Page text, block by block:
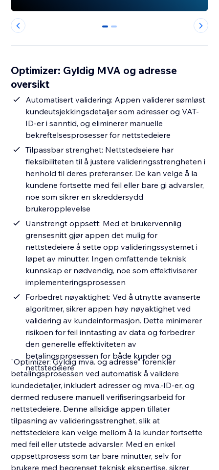
0 1
Optimizer: Gyldig MVA og adresse
oversikt
Automatisert validering: Appen validerer sømløst
kundeutsjekkingsdetaljer som adresser og VAT-
ID-er i sanntid, og eliminerer manuelle
bekreftelsesprosesser for nettstedeiere
Tilpassbar strenghet: Nettstedseiere har
fleksibiliteten til å justere valideringsstrengheten i
henhold til deres preferanser. De kan velge å la
kundene fortsette med feil eller bare gi advarsler,
noe som sikrer en skreddersydd
brukeropplevelse
Uanstrengt oppsett: Med et brukervennlig
grensesnitt gjør appen det mulig for
nettstedeiere å sette opp valideringssystemet i
løpet av minutter. Ingen omfattende teknisk
kunnskap er nødvendig, noe som effektiviserer
implementeringsprosessen
Forbedret nøyaktighet: Ved å utnytte avanserte
algoritmer, sikrer appen høy nøyaktighet ved
validering av kundeinformasjon. Dette minimerer
risikoen for feil inntasting av data og forbedrer
den generelle effektiviteten av
betalingsprosessen for både kunder og
nettstedeiere
"Optimizer: Gyldig mva. og adresse" forenkler
betalingsprosessen ved automatisk å validere
kundedetaljer, inkludert adresser og mva.-ID-er, og
dermed redusere manuell verifiseringsarbeid for
nettstedeiere. Denne allsidige appen tillater
tilpasning av valideringsstrenghet, slik at
nettstedeiere kan velge mellom å la kunder fortsette
med feil eller utstede advarsler. Med en enkel
oppsettprosess som tar bare minutter, selv for
brukere med begrenset teknisk ekspertise, sikrer